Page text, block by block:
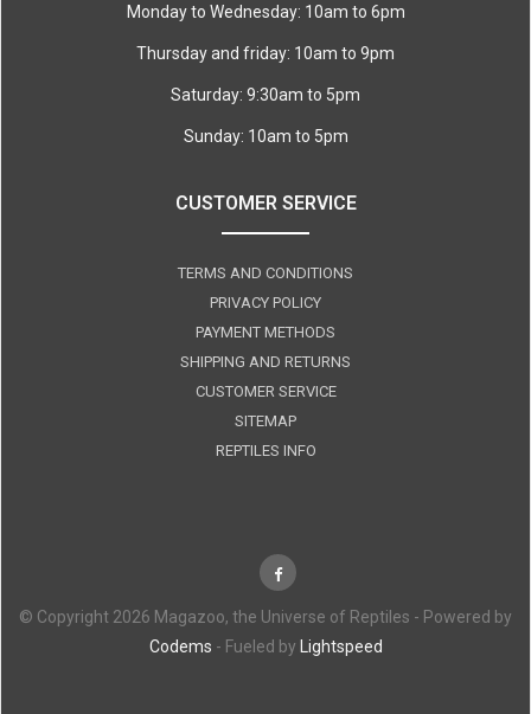
Monday to Wednesday: 10am to 6pm
Thursday and friday: 10am to 9pm
Saturday: 9:30am to 5pm
Sunday: 10am to 5pm
CUSTOMER SERVICE
TERMS AND CONDITIONS
PRIVACY POLICY
PAYMENT METHODS
SHIPPING AND RETURNS
CUSTOMER SERVICE
SITEMAP
REPTILES INFO
© Copyright 2026 Magazoo, the Universe of Reptiles - Powered by
Codems - Fueled by Lightspeed